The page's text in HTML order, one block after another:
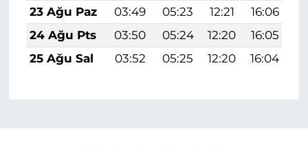
23 Ağu Paz 03:49 05:23 12:21 16:06
24 Ağu Pts
03:50 05:24 12:20 16:05
25 Ağu Sal
03:52 05:25 12:20 16:04